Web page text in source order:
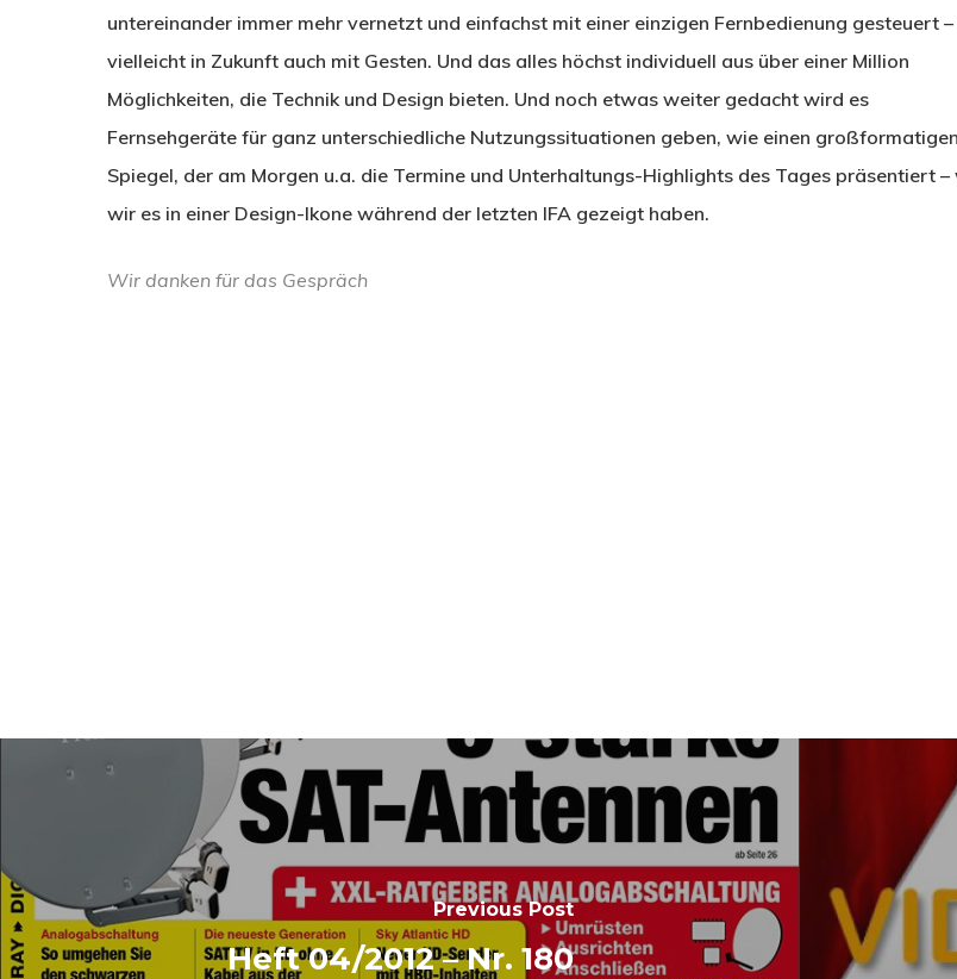
untereinander immer mehr vernetzt und einfachst mit einer einzigen Fernbedienung gesteuert –
vielleicht in Zukunft auch mit Gesten. Und das alles höchst individuell aus über einer Million
Möglichkeiten, die Technik und Design bieten. Und noch etwas weiter gedacht wird es
Fernsehgeräte für ganz unterschiedliche Nutzungssituationen geben, wie einen großformatigen
Spiegel, der am Morgen u.a. die Termine und Unterhaltungs-Highlights des Tages präsentiert –
wir es in einer Design-Ikone während der letzten IFA gezeigt haben.
Wir danken für das Gespräch
Previous Post
Heft 04/2012 – Nr. 180